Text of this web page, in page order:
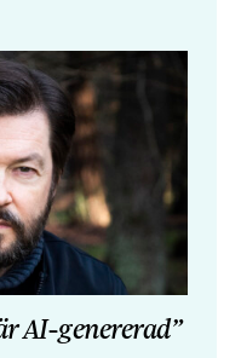
AI-genererad”